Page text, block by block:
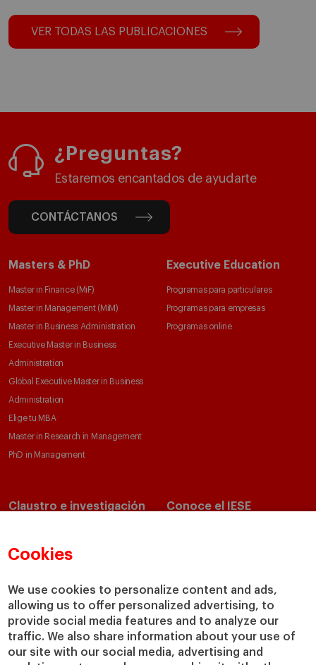
Cookies
We use cookies to personalize content and ads,
allowing us to offer personalized advertising, to
provide social media features and to analyze our
traffic. We also share information about your use of
our site with our social media, advertising and
VER TODAS LAS PUBLICACIONES
¿Preguntas?
Estaremos encantados de ayudarte
CONTÁCTANOS
Masters & PhD
Master in Finance (MiF)
Master in Management (MiM)
Master in Business Administration
Executive Master in Business
Administration
Global Executive Master in Business
Administration
Elige tu MBA
Master in Research in Management
PhD in Management
Executive Education
Programas para particulares
Programas para empresas
Programas online
Claustro e investigación
Departamentos académicos
Cátedras
IESE Insight
IESE Publishing
Conoce el IESE
Nuestro impacto
Colabora con el IESE
Servicios
Biblioteca